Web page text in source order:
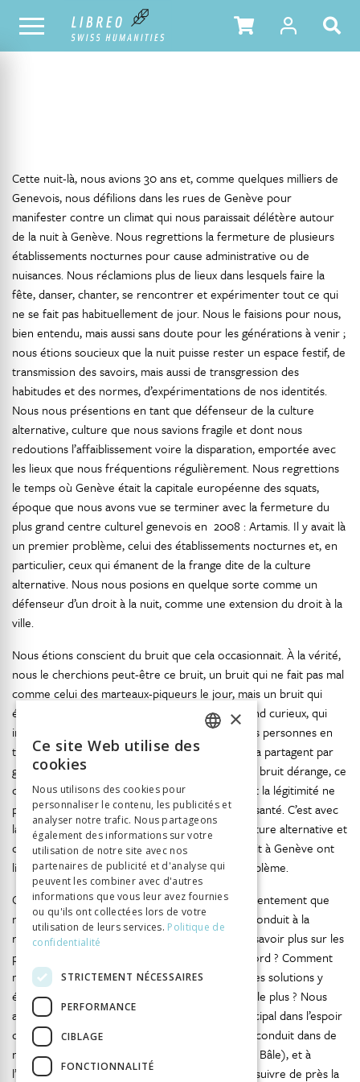
NOTRE CATALOGUE TABLE DES MATIÈRES
Cette nuit-là, nous avions 30 ans et, comme quelques milliers de
Genevois, nous défilions dans les rues de Genève pour
manifester contre un climat qui nous paraissait délétère autour
de la nuit à Genève. Nous regrettions la fermeture de plusieurs
établissements nocturnes pour cause administrative ou de
nuisances. Nous réclamions plus de lieux dans lesquels faire la
fête, danser, chanter, se rencontrer et expérimenter tout ce qui
ne se fait pas habituellement de jour. Nous le faisions pour nous,
bien entendu, mais aussi sans doute pour les générations à venir ;
nous étions soucieux que la nuit puisse rester un espace festif, de
transmission des savoirs, mais aussi de transgression des
habitudes et des normes, d’expérimentations de nos identités.
Nous nous présentions en tant que défenseur de la culture
alternative, culture que nous savions fragile et dont nous
redoutions l’affaiblissement voire la disparation, emportée avec
les lieux que nous fréquentions régulièrement. Nous regrettions
le temps où Genève était la capitale européenne des squats,
époque que nous avons vue se terminer avec la fermeture du
plus grand centre culturel genevois en 2008 : Artamis. Il y avait là
un premier problème, celui des établissements nocturnes et, en
particulier, ceux qui émanent de la frange dite de la culture
alternative. Nous nous posions en quelque sorte comme un
défenseur d’un droit à la nuit, comme une extension du droit à la
ville.
Nous étions conscient du bruit que cela occasionnait. À la vérité,
nous le cherchions peut-être ce bruit, un bruit qui ne fait pas mal
comme celui des marteaux-piqueurs le jour, mais un bruit qui
éveille tout autant qu’il dérange. Un bruit qui rend curieux, qui
invite à rentrer dans les lieux, à y rencontrer des personnes en
tout genre, celles et ceux qui font la nuit et qui la partagent par
générosité et par peur d’être seuls aussi. Mais le bruit dérange, ce
qui bien souvent est justifié par des raisons dont la légitimité ne
peut être mise en doute : le travail, la famille, la santé. C’est avec
la fermeture d’Artamis, dernier bastion de la culture alternative et
de ses lieux nocturnes que les plaintes pour bruit à Genève ont
littéralement explosé. Il y avait là un second problème.
C’est plein de ce bruit fait d’espoir et de mécontentement que
nous avons commencé les recherches qui ont conduit à la
rédaction de cet ouvrage. Nous souhaitions en savoir plus sur les
problèmes de la nuit. Quels étaient-ils tout d’abord ? Comment
naissaient-ils et par qui étaient-ils portés ? Quelles solutions y
étaient-elles apportées et à qui profitaient-elles le plus ? Nous
avons fait de Genève notre terrain d’étude principal dans l’espoir
de répondre à ces questions. Ce terrain nous a conduit dans de
nombreuses villes en Suisse (Lausanne ; Zurich ; Bâle), et à
l’international (Paris ; Berlin ; Amsterdam) pour suivre de près la
ITALIAN
×
Ce site Web utilise des
cookies
Nous utilisons des cookies pour
personnaliser le contenu, les publicités et
analyser notre trafic. Nous partageons
également des informations sur votre
utilisation de notre site avec nos
partenaires de publicité et d'analyse qui
peuvent les combiner avec d'autres
informations que vous leur avez fournies
ou qu'ils ont collectées lors de votre
utilisation de leurs services. Politique de
confidentialité
STRICTEMENT NÉCESSAIRES
PERFORMANCE
CIBLAGE
FONCTIONNALITÉ